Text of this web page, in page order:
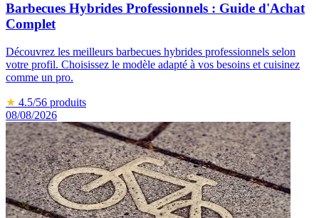
Barbecues Hybrides Professionnels : Guide d'Achat
Complet
Découvrez les meilleurs barbecues hybrides professionnels selon
votre profil. Choisissez le modèle adapté à vos besoins et cuisinez
comme un pro.
★ 4.5/56 produits
08/08/2026